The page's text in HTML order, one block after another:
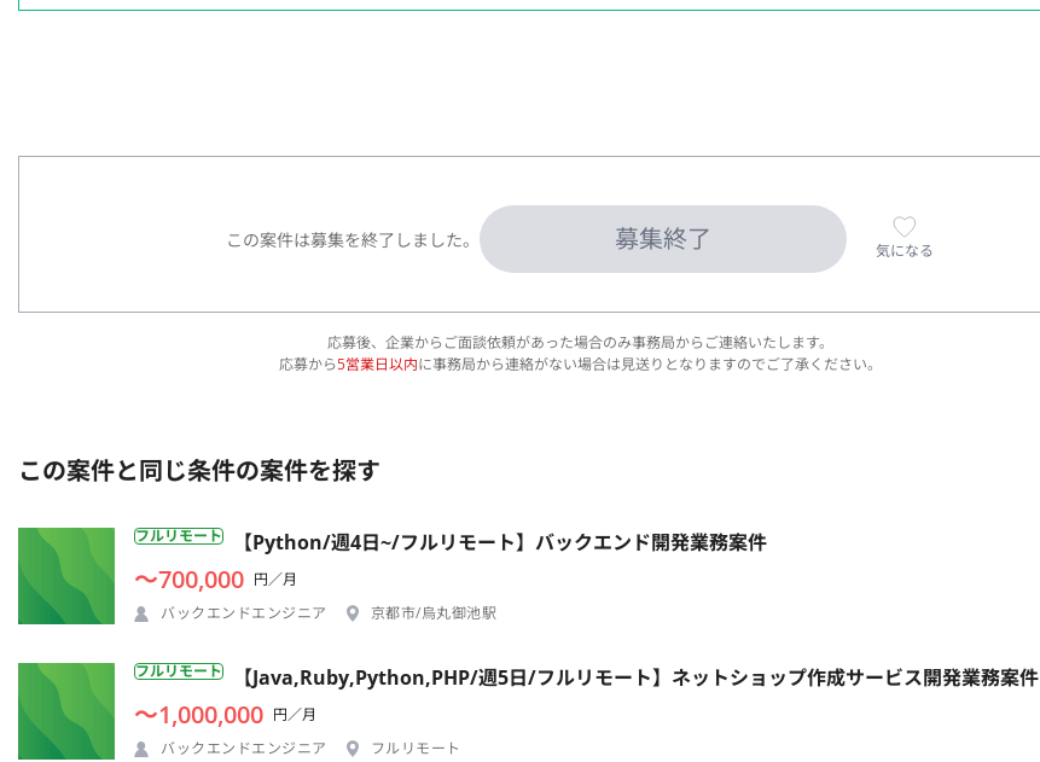
この案件は募集を終了しました。 募集終了 気になる
応募後、企業からご面談依頼があった場合のみ事務局からご連絡いたします。
応募から5営業日以内に事務局から連絡がない場合は見送りとなりますのでご了承ください。
この案件と同じ条件の案件を探す
フルリモート 【Python/週4日~/フルリモート】バックエンド開発業務案件
〜700,000 円／月
バックエンドエンジニア
京都市/烏丸御池駅
フルリモート 【Java,Ruby,Python,PHP/週5日/フルリモート】ネットショップ作成サービス開発業務案件
〜1,000,000 円／月
バックエンドエンジニア
フルリモート